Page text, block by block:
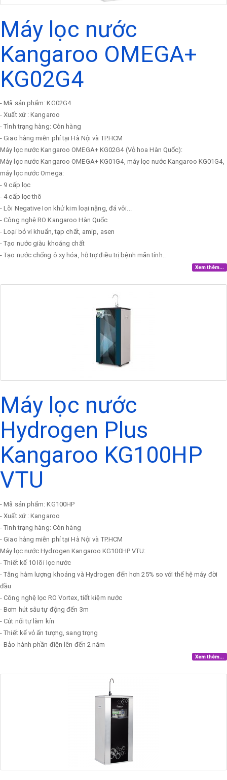
Máy lọc nước
Kangaroo OMEGA+
KG02G4
- Mã sản phẩm: KG02G4
- Xuất xứ : Kangaroo
- Tình trạng hàng: Còn hàng
- Giao hàng miễn phí tại Hà Nội và TP.HCM
Máy lọc nước Kangaroo OMEGA+ KG02G4 (Vỏ hoa Hàn Quốc):
Máy lọc nước Kangaroo OMEGA+ KG01G4, máy lọc nước Kangaroo KG01G4,
máy lọc nước Omega:
- 9 cấp lọc
- 4 cấp lọc thô
- Lõi Negative Ion khử kim loại nặng, đá vôi...
- Công nghệ RO Kangaroo Hàn Quốc
- Loại bỏ vi khuẩn, tạp chất, amip, asen
- Tạo nước giàu khoáng chất
- Tạo nước chống ô xy hóa, hỗ trợ điều trị bệnh mãn tính..
Xem thêm...
Máy lọc nước
Hydrogen Plus
Kangaroo KG100HP
VTU
- Mã sản phẩm: KG100HP
- Xuất xứ : Kangaroo
- Tình trạng hàng: Còn hàng
- Giao hàng miễn phí tại Hà Nội và TP.HCM
Máy lọc nước Hydrogen Kangaroo KG100HP VTU:
- Thiết kế 10 lõi lọc nước
- Tăng hàm lượng khoáng và Hydrogen đến hơn 25% so với thế hệ máy đời
đầu
- Công nghệ lọc RO Vortex, tiết kiệm nước
- Bơm hút sâu tự động đến 3m
- Cút nối tự làm kín
- Thiết kế vỏ ấn tượng, sang trọng
- Bảo hành phần điện lên đến 2 năm
Xem thêm...